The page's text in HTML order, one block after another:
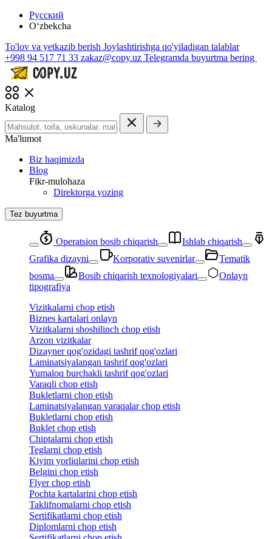
Русский
O‘zbekcha
To'lov va yetkazib berish Joylashtirishga qo'yiladigan talablar
+998 94 517 71 33 zakaz@copy.uz Telegramda buyurtma bering
Katalog
Ma'lumot
Biz haqimizda
Blog
Fikr-mulohaza
Direktorga yozing
Tez buyurtma
Operatsion bosib chiqarish
Ishlab chiqarish
Grafika dizayni
Korporativ suvenirlar
Tematik
bosma
Bosib chiqarish texnologiyalari
Onlayn
tipografiya
Vizitkalarni chop etish
Biznes kartalari onlayn
Vizitkalarni shoshilinch chop etish
Arzon vizitkalar
Dizayner qog'ozidagi tashrif qog'ozlari
Laminatsiyalangan tashrif qog'ozlari
Yumaloq burchakli tashrif qog'ozlari
Varaqli chop etish
Bukletlarni chop etish
Laminatsiyalangan varaqalar chop etish
Bukletlarni chop etish
Buklet chop etish
Chiptalarni chop etish
Teglarni chop etish
Kiyim yorliqlarini chop etish
Belgini chop etish
Flyer chop etish
Pochta kartalarini chop etish
Taklifnomalarni chop etish
Sertifikatlarni chop etish
Diplomlarni chop etish